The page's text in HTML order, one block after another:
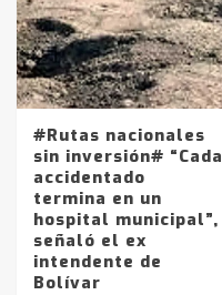
#Rutas nacionales
sin inversión# “Cada
accidentado
termina en un
hospital municipal”,
señaló el ex
intendente de
Bolívar